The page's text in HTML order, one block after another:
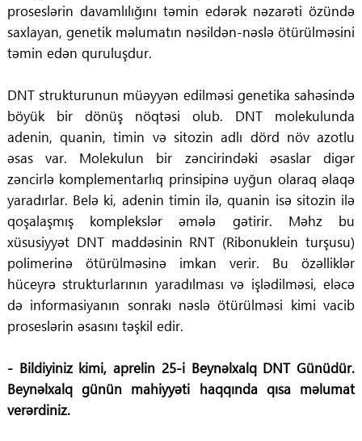
proseslərin davamlılığını təmin edərək nəzarəti özündə
saxlayan, genetik məlumatın nəsildən-nəslə ötürülməsini
təmin edən quruluşdur.
DNT strukturunun müəyyən edilməsi genetika sahəsində
böyük bir dönüş nöqtəsi olub. DNT molekulunda
adenin, quanin, timin və sitozin adlı dörd növ azotlu
əsas var. Molekulun bir zəncirindəki əsaslar digər
zəncirlə komplementarlıq prinsipinə uyğun olaraq əlaqə
yaradırlar. Belə ki, adenin timin ilə, quanin isə sitozin ilə
qoşalaşmış komplekslər əmələ gətirir. Məhz bu
xüsusiyyət DNT maddəsinin RNT (Ribonuklein turşusu)
polimerinə ötürülməsinə imkan verir. Bu özəlliklər
hüceyrə strukturlarının yaradılması və işlədilməsi, eləcə
də informasiyanın sonrakı nəslə ötürülməsi kimi vacib
proseslərin əsasını təşkil edir.
- Bildiyiniz kimi, aprelin 25-i Beynəlxalq DNT Günüdür.
Beynəlxalq günün mahiyyəti haqqında qısa məlumat
verərdiniz.